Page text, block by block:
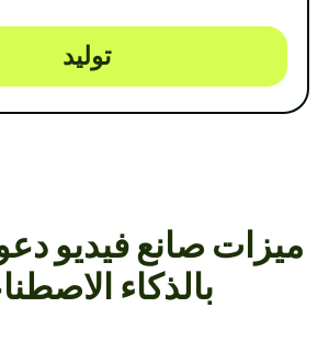
توليد
ميزات صانع فيديو
بالذكاء